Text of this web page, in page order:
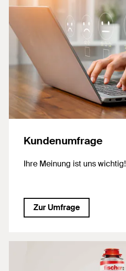
Kundenumfrage
Ihre Meinung ist uns wichtig!
Zur Umfrage